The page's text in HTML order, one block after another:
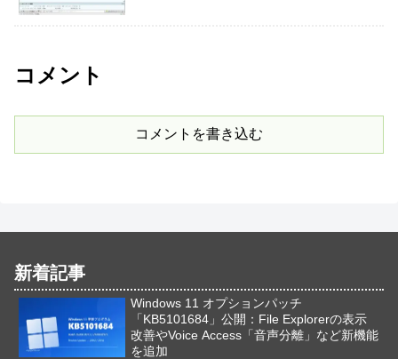
コメント
コメントを書き込む
新着記事
Windows 11 オプションパッチ
「KB5101684」公開：File Explorerの表示
改善やVoice Access「音声分離」など新機能
を追加